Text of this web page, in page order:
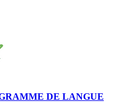
DE LANGUE